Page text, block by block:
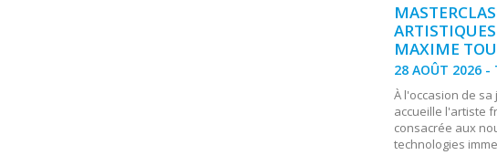
MAXIME
28 AOÛT 2026 -
À l'occasion de
accueille l'artiste
consacrée aux
technologies